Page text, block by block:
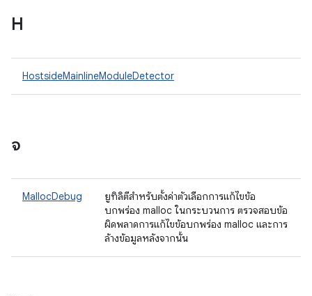
H
HostsideMainlineModuleDetector
จ
MallocDebug
ยูทิลิตีสำหรับตั้งค่าตัวเลือกการแก้ไขข้อ
บกพร่อง malloc ในกระบวนการ ตรวจสอบข้อ
ผิดพลาดการแก้ไขข้อบกพร่อง malloc และการ
ล้างข้อมูลหลังจากนั้น